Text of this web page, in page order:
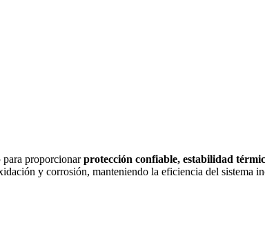
para proporcionarprotección confiable, estabilidad
y corrosión, manteniendo la eficiencia del sistema